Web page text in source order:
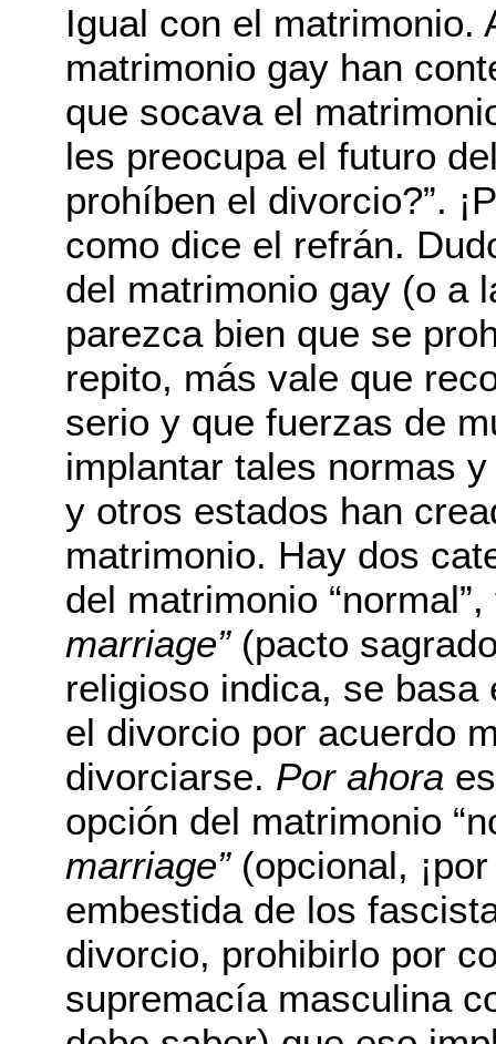
Igual con el matrimonio.
matrimonio gay han
que socava el
les preocupa el futuro
prohíben el divorcio?”.
como dice el refrán.
del matrimonio gay (o a
parezca bien que se
repito, más vale que
serio y que fuerzas de
implantar tales normas
y otros estados han
matrimonio. Hay dos
del matrimonio
marriage”(pacto
religioso indica, se
el divorcio por acuerdo
divorciarse. Por ahoraes
opción del matrimonio
marriage”(opcional,
embestida de los
divorcio, prohibirlo por
supremacía masculina